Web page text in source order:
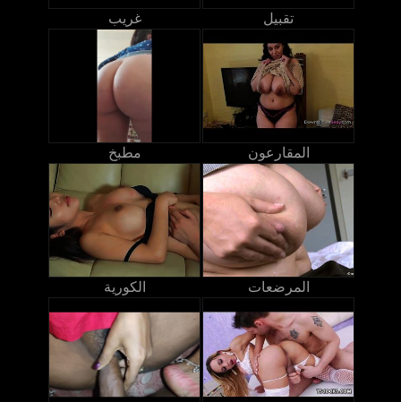
غريب تقبيل
مطبخ المقارعون
الكورية المرضعات